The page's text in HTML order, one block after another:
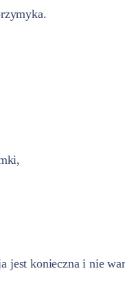
konieczna i nie